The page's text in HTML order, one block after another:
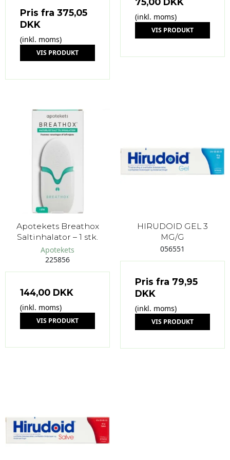
Pris fra 375,05
DKK
(inkl. moms)
VIS PRODUKT
(inkl. moms)
VIS PRODUKT
Apotekets Breathox
Saltinhalator – 1 stk.
Apotekets
225856
144,00 DKK
(inkl. moms)
VIS PRODUKT
HIRUDOID GEL 3
MG/G
056551
Pris fra 79,95
DKK
(inkl. moms)
VIS PRODUKT